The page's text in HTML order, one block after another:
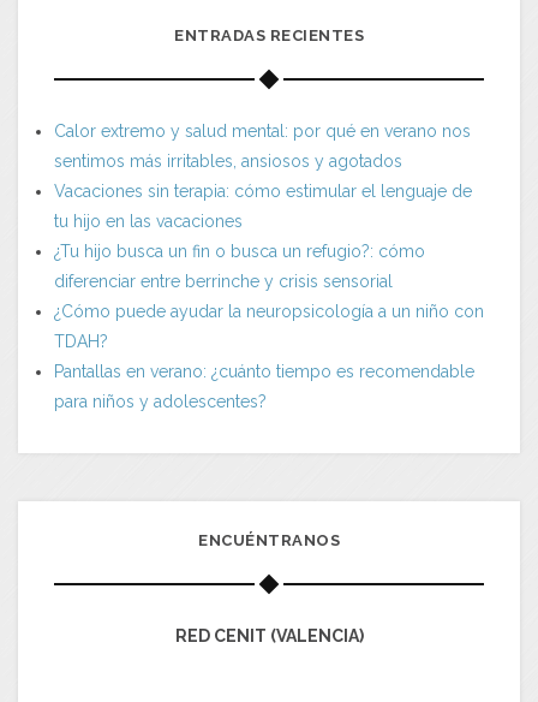
ENTRADAS RECIENTES
Calor extremo y salud mental: por qué en verano nos
sentimos más irritables, ansiosos y agotados
Vacaciones sin terapia: cómo estimular el lenguaje de
tu hijo en las vacaciones
¿Tu hijo busca un fin o busca un refugio?: cómo
diferenciar entre berrinche y crisis sensorial
¿Cómo puede ayudar la neuropsicología a un niño con
TDAH?
Pantallas en verano: ¿cuánto tiempo es recomendable
para niños y adolescentes?
ENCUÉNTRANOS
RED CENIT (VALENCIA)